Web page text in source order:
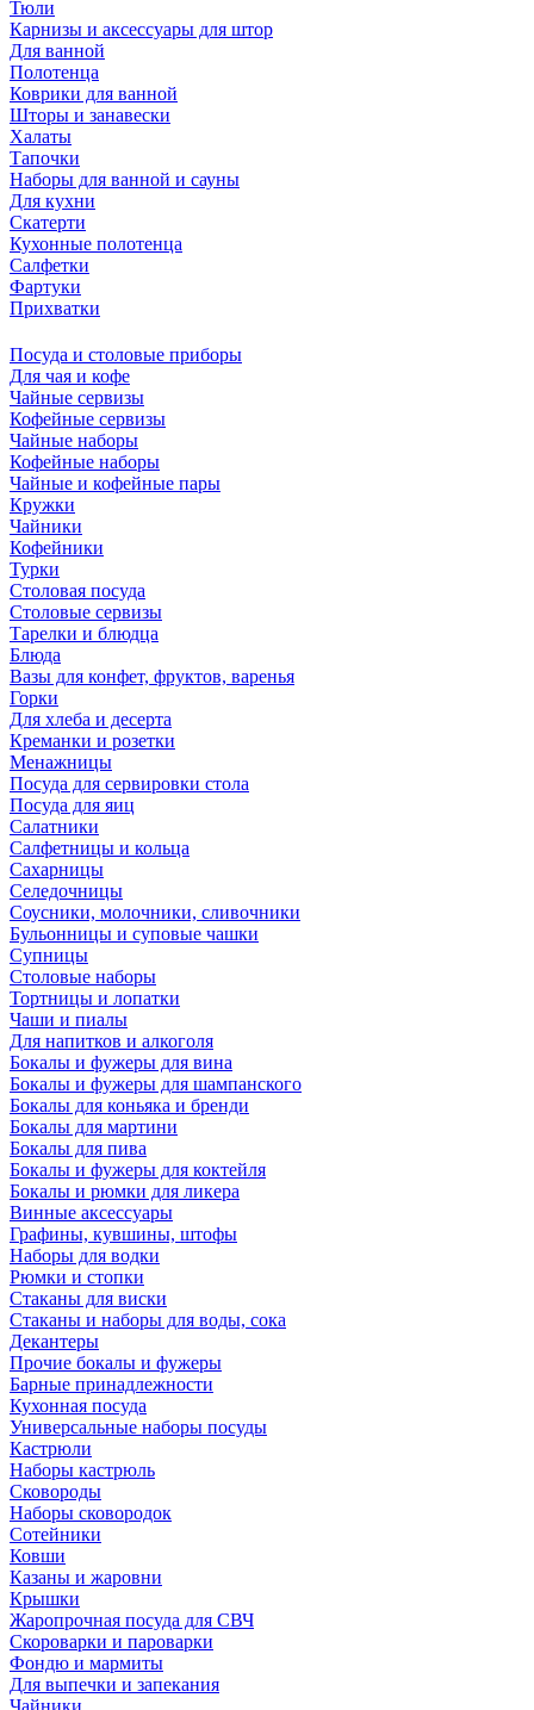
Тюли
Карнизы и аксессуары для штор
Для ванной
Полотенца
Коврики для ванной
Шторы и занавески
Халаты
Тапочки
Наборы для ванной и сауны
Для кухни
Скатерти
Кухонные полотенца
Салфетки
Фартуки
Прихватки
Посуда и столовые приборы
Для чая и кофе
Чайные сервизы
Кофейные сервизы
Чайные наборы
Кофейные наборы
Чайные и кофейные пары
Кружки
Чайники
Кофейники
Турки
Столовая посуда
Столовые сервизы
Тарелки и блюдца
Блюда
Вазы для конфет, фруктов, варенья
Горки
Для хлеба и десерта
Креманки и розетки
Менажницы
Посуда для сервировки стола
Посуда для яиц
Салатники
Салфетницы и кольца
Сахарницы
Селедочницы
Соусники, молочники, сливочники
Бульонницы и суповые чашки
Супницы
Столовые наборы
Тортницы и лопатки
Чаши и пиалы
Для напитков и алкоголя
Бокалы и фужеры для вина
Бокалы и фужеры для шампанского
Бокалы для коньяка и бренди
Бокалы для мартини
Бокалы для пива
Бокалы и фужеры для коктейля
Бокалы и рюмки для ликера
Винные аксессуары
Графины, кувшины, штофы
Наборы для водки
Рюмки и стопки
Стаканы для виски
Стаканы и наборы для воды, сока
Декантеры
Прочие бокалы и фужеры
Барные принадлежности
Кухонная посуда
Универсальные наборы посуды
Кастрюли
Наборы кастрюль
Сковороды
Наборы сковородок
Сотейники
Ковши
Казаны и жаровни
Крышки
Жаропрочная посуда для СВЧ
Скороварки и пароварки
Фондю и мармиты
Для выпечки и запекания